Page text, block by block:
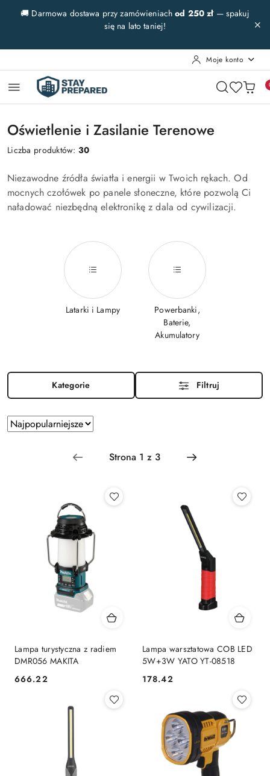
Przejdź do treści głównej
Przejdź do wyszukiwarki
Przejdź do moje konto
Przejdź do menu głównego
Przejdź do stopki
🚚 Darmowa dostawa przy zamówieniachod 250 zł— spakuj
się na lato taniej!
Moje konto
Oświetlenie i Zasilanie Terenowe
Liczba produktów:30
Niezawodne źródła światła i energii w Twoich rękach. Od
mocnych czołówek po panele słoneczne, które pozwolą Ci
naładować niezbędną elektronikę z dala od cywilizacji.
Latarki i Lampy
Powerbanki,
Baterie,
Akumulatory
Kategorie Filtruj
Zastosowano
sortowanie:
Najpopularniejsze.
Sortuj
według
Lampa turystyczna z radiem
DMR056 MAKITA
Cena:
666.22
Lampa warsztatowa COB LED
5W+3W YATO YT-08518
Cena:
178.42